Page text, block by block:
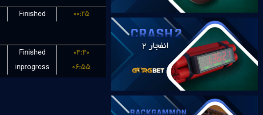
Finished
۰۰:۲۵
Finished
۰۴:۴۰
inprogress ۰۶:۵۵